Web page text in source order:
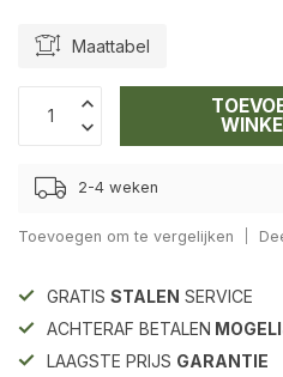
Maattabel
2-4 weken
Toevoegen om te vergelijken
GRATIS STALEN SERVICE
ACHTERAF BETALEN
LAAGSTE PRIJS GARANTIE